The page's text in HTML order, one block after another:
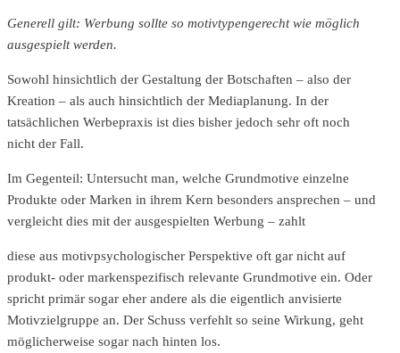
Generell gilt: Werbung sollte so motivtypengerecht wie möglich
ausgespielt werden.
Sowohl hinsichtlich der Gestaltung der Botschaften – also der
Kreation – als auch hinsichtlich der Mediaplanung. In der
tatsächlichen Werbepraxis ist dies bisher jedoch sehr oft noch
nicht der Fall.
Im Gegenteil: Untersucht man, welche Grundmotive einzelne
Produkte oder Marken in ihrem Kern besonders ansprechen – und
vergleicht dies mit der ausgespielten Werbung – zahlt
diese aus motivpsychologischer Perspektive oft gar nicht auf
produkt- oder markenspezifisch relevante Grundmotive ein. Oder
spricht primär sogar eher andere als die eigentlich anvisierte
Motivzielgruppe an. Der Schuss verfehlt so seine Wirkung, geht
möglicherweise sogar nach hinten los.